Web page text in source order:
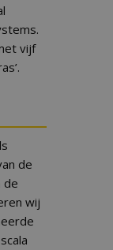
vijf
de
de
wij